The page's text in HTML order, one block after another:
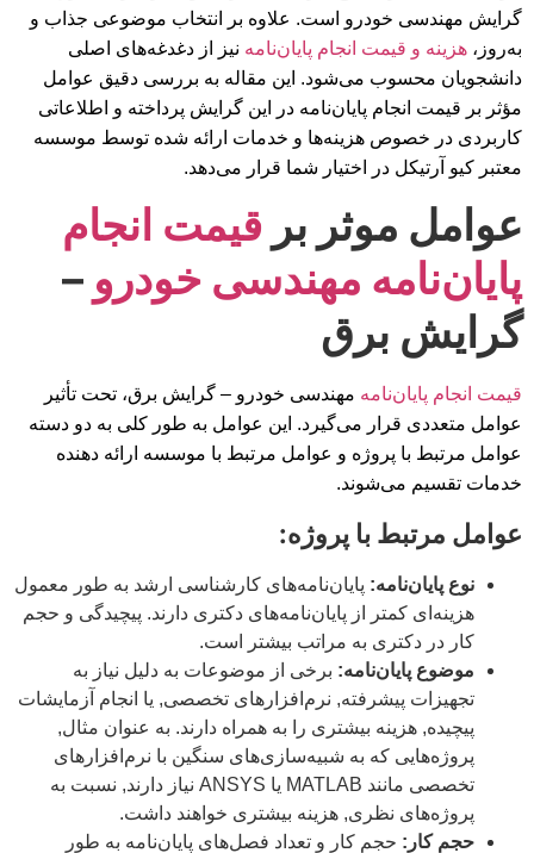
گرایش مهندسی خودرو است. علاوه بر انتخاب موضوعی جذاب و
به‌روز، هزینه و قیمت انجام پایان‌نامه نیز از دغدغه‌های اصلی
دانشجویان محسوب می‌شود. این مقاله به بررسی دقیق عوامل
مؤثر بر قیمت انجام پایان‌نامه در این گرایش پرداخته و اطلاعاتی
کاربردی در خصوص هزینه‌ها و خدمات ارائه شده توسط موسسه
معتبر کیو آرتیکل در اختیار شما قرار می‌دهد.
عوامل موثر بر قیمت انجام
پایان‌نامه مهندسی خودرو –
گرایش برق
قیمت انجام پایان‌نامه مهندسی خودرو – گرایش برق، تحت تأثیر
عوامل متعددی قرار می‌گیرد. این عوامل به طور کلی به دو دسته
عوامل مرتبط با پروژه و عوامل مرتبط با موسسه ارائه دهنده
خدمات تقسیم می‌شوند.
عوامل مرتبط با پروژه:
نوع پایان‌نامه: پایان‌نامه‌های کارشناسی ارشد به طور معمول
هزینه‌ای کمتر از پایان‌نامه‌های دکتری دارند. پیچیدگی و حجم
کار در دکتری به مراتب بیشتر است.
موضوع پایان‌نامه: برخی از موضوعات به دلیل نیاز به
تجهیزات پیشرفته, نرم‌افزارهای تخصصی, یا انجام آزمایشات
پیچیده, هزینه بیشتری را به همراه دارند. به عنوان مثال,
پروژه‌هایی که به شبیه‌سازی‌های سنگین با نرم‌افزارهای
تخصصی مانند MATLAB یا ANSYS نیاز دارند, نسبت به
پروژه‌های نظری, هزینه بیشتری خواهند داشت.
حجم کار: حجم کار و تعداد فصل‌های پایان‌نامه به طور